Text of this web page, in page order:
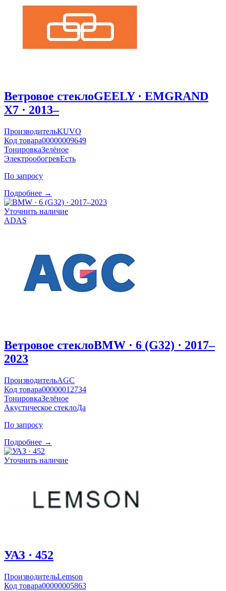
Ветровое стеклоGEELY · EMGRAND
X7 · 2013–
ПроизводительKUVO
Код товара00000009649
ТонировкаЗелёное
ЭлектрообогревЕсть
По запросу
Подробнее →
Уточнить наличие
ADAS
Ветровое стеклоBMW · 6 (G32) · 2017–
2023
ПроизводительAGC
Код товара00000012734
ТонировкаЗелёное
Акустическое стеклоДа
По запросу
Подробнее →
Уточнить наличие
УАЗ · 452
ПроизводительLemson
Код товара00000005863